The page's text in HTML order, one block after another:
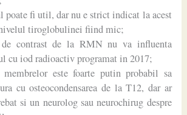
poate fi util, dar nu e strict indicat la acest
tiroglobulinei fiind mic;
de contrast de la RMN nu va influenta
cu iod radioactiv programat in 2017;
membrelor este foarte putin probabil sa
cu osteocondensarea de la T12, dar ar
si un neurolog sau neurochirug despre